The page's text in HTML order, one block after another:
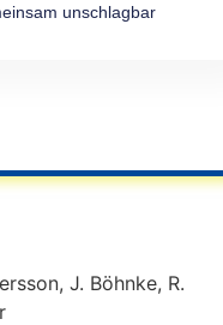
unschlagbar
J. Böhnke, R.